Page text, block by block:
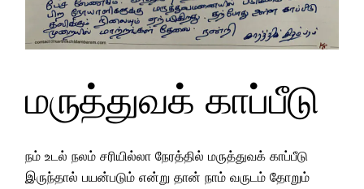
மருத்துவக் காப்பீடு
நம் உடல் நலம் சரியில்லா நேரத்தில் மருத்துவக் காப்பீடு
இருந்தால் பயன்படும் என்று தான் நாம் வருடம் தோறும்